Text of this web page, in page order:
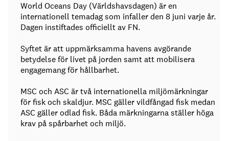
World Oceans Day (Världshavsdagen) är en
internationell temadag som infaller den 8 juni varje år.
Dagen instiftades officiellt av FN.
Syftet är att uppmärksamma havens avgörande
betydelse för livet på jorden samt att mobilisera
engagemang för hållbarhet.
MSC och ASC är två internationella miljömärkningar
för fisk och skaldjur. MSC gäller vildfångad fisk medan
ASC gäller odlad fisk. Båda märkningarna ställer höga
krav på spårbarhet och miljö.